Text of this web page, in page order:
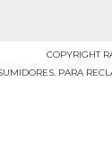
COPYRIGHT
PARA